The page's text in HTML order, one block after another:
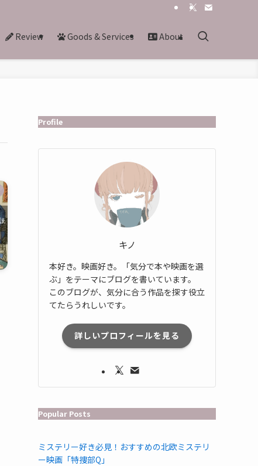
Review Goods & Services About
Profile
キノ
本好き。映画好き。「気分で本や映画を選
ぶ」をテーマにブログを書いています。
このブログが、気分に合う作品を探す役立
てたらうれしいです。
詳しいプロフィールを見る
Popular Posts
ミステリー好き必見！おすすめの北欧ミステリ
ー映画「特捜部Q」